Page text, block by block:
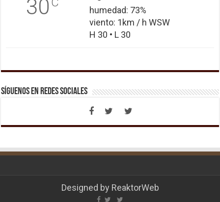
30
humedad: 73%
viento: 1km / h WSW
H 30 • L 30
Síguenos en Redes Sociales
Designed by ReaktorWeb